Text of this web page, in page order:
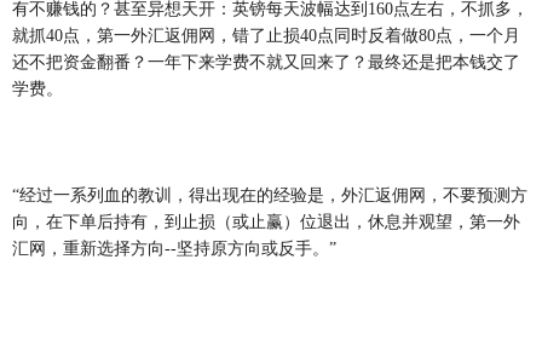
有不赚钱的？甚至异想天开：英镑每天波幅达到160点左右，不抓多，
就抓40点，第一外汇返佣网，错了止损40点同时反着做80点，一个月
还不把资金翻番？一年下来学费不就又回来了？最终还是把本钱交了
学费。
“经过一系列血的教训，得出现在的经验是，外汇返佣网，不要预测方
向，在下单后持有，到止损（或止赢）位退出，休息并观望，第一外
汇网，重新选择方向--坚持原方向或反手。”